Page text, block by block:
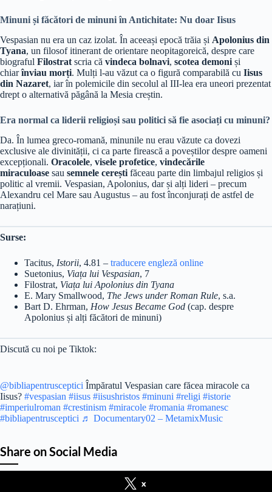
Minuni și făcători de minuni în Antichitate: Nu doar Iisus
Vespasian nu era un caz izolat. În aceeași epocă trăia și Apolonius din
Tyana, un filosof itinerant de orientare neopitagoreică, despre care
biograful Filostrat scria că vindeca bolnavi, scotea demoni și
chiarînviau morți. Mulți l-au văzut ca o figură comparabilă cu Iisus
din Nazaret, iar în polemicile din secolul al III-lea era uneori prezentat
drept o alternativă păgână la Mesia creștin.
Era normal ca liderii religioși sau politici să fie asociați cu minuni?
Da. În lumea greco-romană, minunile nu erau văzute ca dovezi
exclusive ale divinității, ci ca parte firească a poveștilor despre oameni
excepționali. Oracolele, visele profetice, vindecările
miraculoase sau semnele cerești făceau parte din limbajul religios și
politic al vremii. Vespasian, Apolonius, dar și alți lideri – precum
Alexandru cel Mare sau Augustus – au fost înconjurați de astfel de
narațiuni.
Surse:
Tacitus, Istorii, 4.81 – traducere engleză online
Suetonius, Viața lui Vespasian, 7
Filostrat, Viața lui Apolonius din Tyana
E. Mary Smallwood, The Jews under Roman Rule, s.a.
Bart D. Ehrman, How Jesus Became God (cap. despre
Apolonius și alți făcători de minuni)
Discută cu noi pe Tiktok:
@bibliapentrusceptici Împăratul Vespasian care făcea miracole ca
Iisus? #vespasian #iisus #iisushristos #minuni #religi #istorie
#imperiulroman #crestinism #miracole #romania #romanesc
#bibliapentrusceptici ♬ Documentary02 – MetamixMusic
Share on Social Media
x